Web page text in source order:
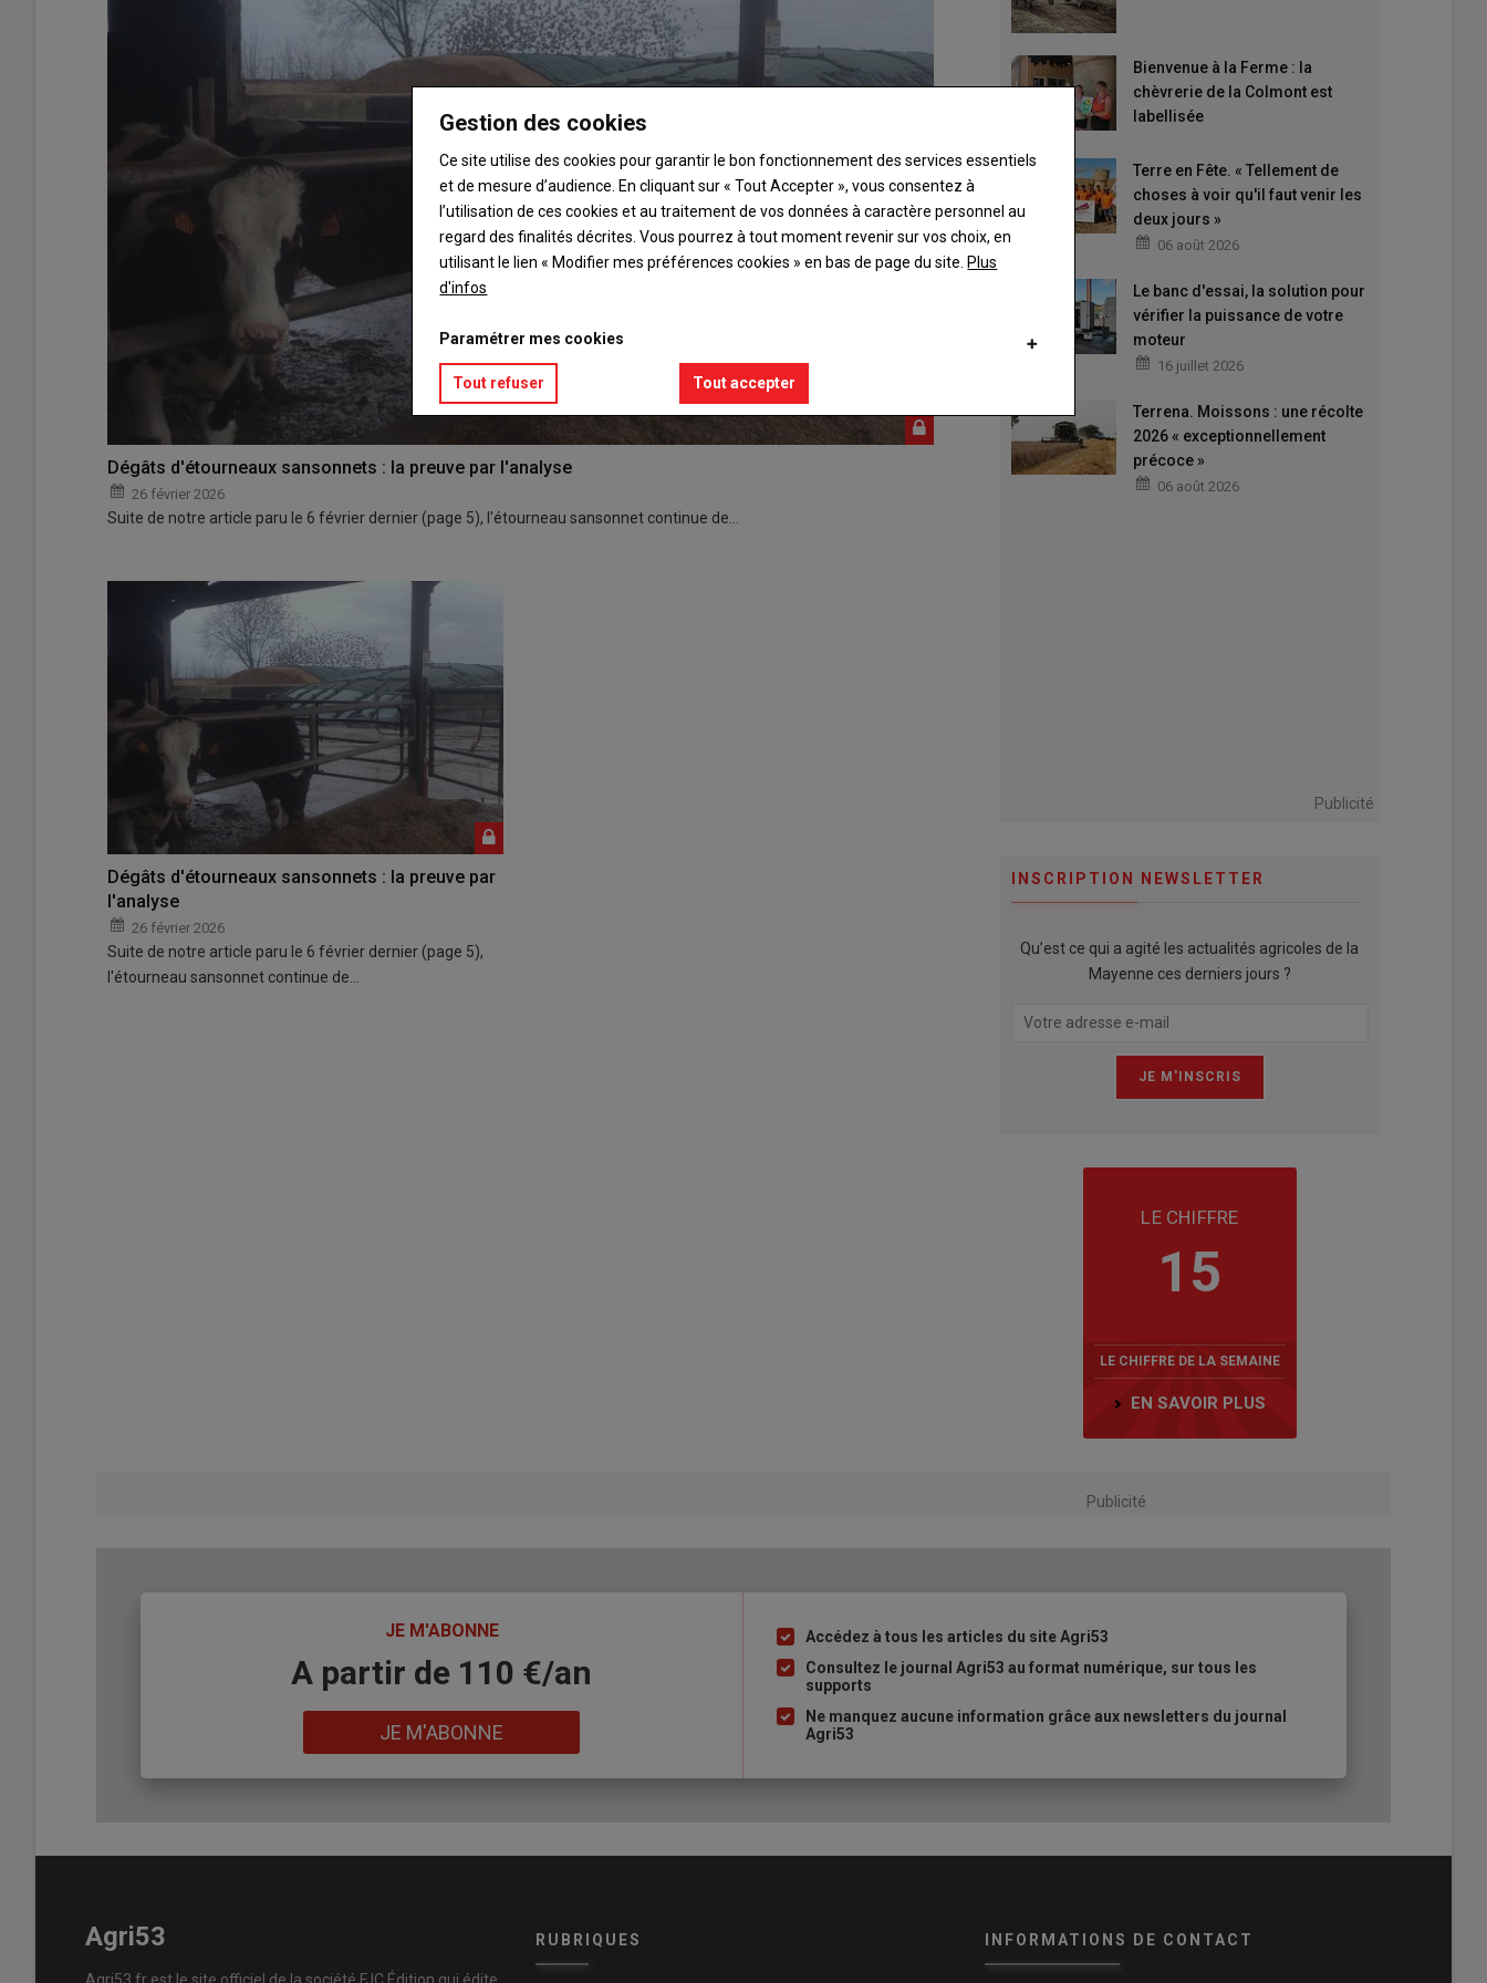
Dégâts d'étourneaux sansonnets : la preuve par l'analyse
26 février 2026
Suite de notre article paru le 6 février dernier (page 5), l'étourneau sansonnet continue de…
Dégâts d'étourneaux sansonnets : la preuve par
l'analyse
26 février 2026
Suite de notre article paru le 6 février dernier (page 5),
l'étourneau sansonnet continue de…
Bienvenue à la Ferme : la
chèvrerie de la Colmont est
labellisée
Terre en Fête. « Tellement de
choses à voir qu'il faut venir les
deux jours »
06 août 2026
Le banc d'essai, la solution pour
vérifier la puissance de votre
moteur
16 juillet 2026
Terrena. Moissons : une récolte
2026 « exceptionnellement
précoce »
06 août 2026
Publicité
INSCRIPTION NEWSLETTER
Qu’est ce qui a agité les actualités agricoles de la
Mayenne ces derniers jours ?
LE CHIFFRE
15
LE CHIFFRE DE LA SEMAINE
EN SAVOIR PLUS
Publicité
JE M'ABONNE
A partir de 110 €/an
JE M'ABONNE
Liste
à
puce
Accédez à tous les articles du site Agri53
Consultez le journal Agri53 au format numérique, sur tous les
supports
Ne manquez aucune information grâce aux newsletters du journal
Agri53
Agri53
Agri53.fr est le site officiel de la société FJC Édition qui édite
RUBRIQUES INFORMATIONS DE CONTACT
Gestion des cookies
Ce site utilise des cookies pour garantir le bon fonctionnement des services essentiels
et de mesure d’audience. En cliquant sur « Tout Accepter », vous consentez à
l’utilisation de ces cookies et au traitement de vos données à caractère personnel au
regard des finalités décrites. Vous pourrez à tout moment revenir sur vos choix, en
utilisant le lien « Modifier mes préférences cookies » en bas de page du site.Plus
d'infos
Paramétrer mes cookies
Tout refuser Tout accepter